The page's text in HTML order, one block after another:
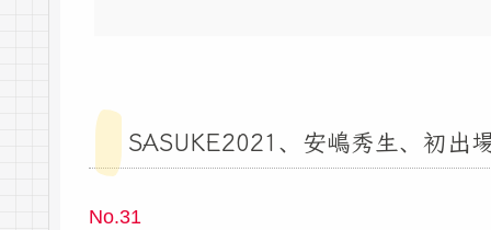
SASUKE2021、安嶋秀生、初出
No.31